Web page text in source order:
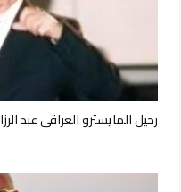
رحيل المايسترو العراقي عبد